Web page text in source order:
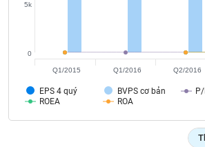
EPS 4 quý BVPS cơ bản
ROEA
ROA
0
5k
Q1/2015 Q1/2016 Q2/2016
Công
Truyền